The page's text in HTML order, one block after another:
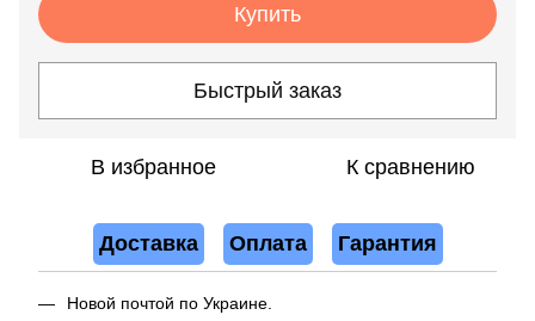
Купить
Быстрый заказ
В избранное К сравнению
Доставка Оплата Гарантия
Новой почтой по Украине.